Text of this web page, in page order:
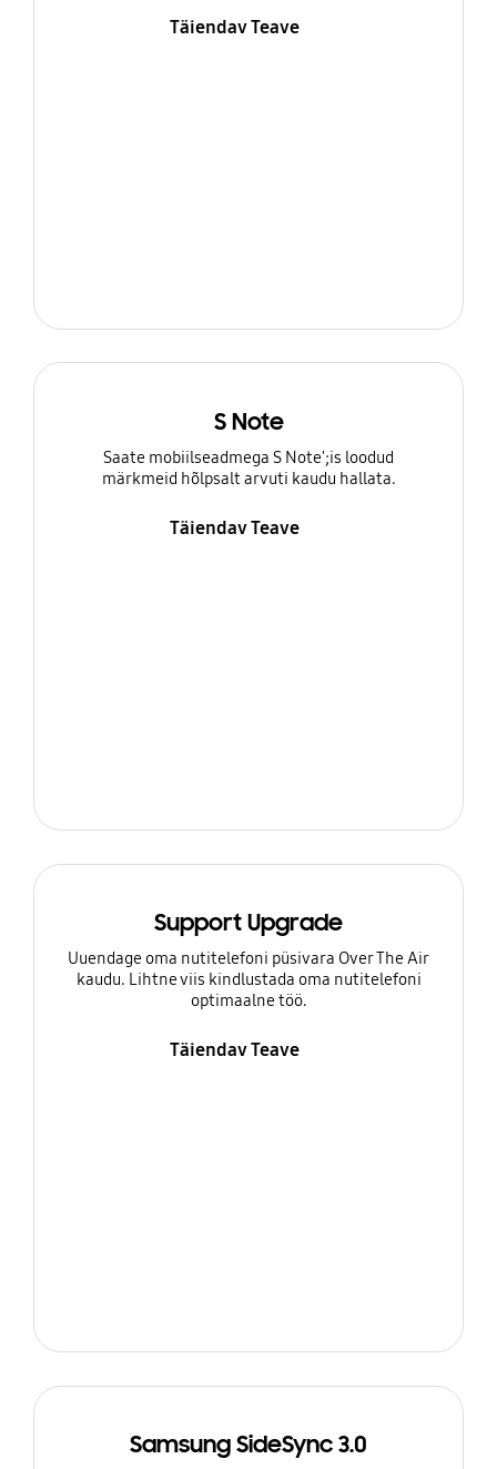
Täiendav Teave
S Note
Saate mobiilseadmega S Note';is loodud
märkmeid hõlpsalt arvuti kaudu hallata.
Täiendav Teave
Support Upgrade
Uuendage oma nutitelefoni püsivara Over The Air
kaudu. Lihtne viis kindlustada oma nutitelefoni
optimaalne töö.
Täiendav Teave
Samsung SideSync 3.0